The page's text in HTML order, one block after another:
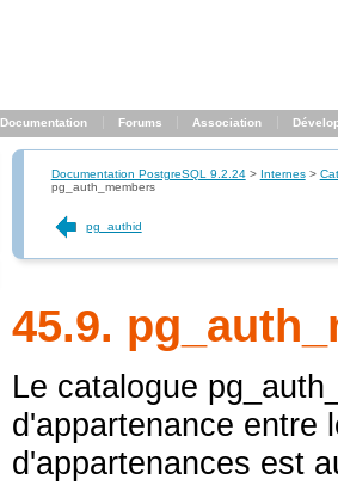
Documentation Forums Association
Documentation PostgreSQL 9.2.24> Internes>
pg_auth_members
pg_authid
45.9.
Le catalogue
d'appartenance entre
d'appartenances est